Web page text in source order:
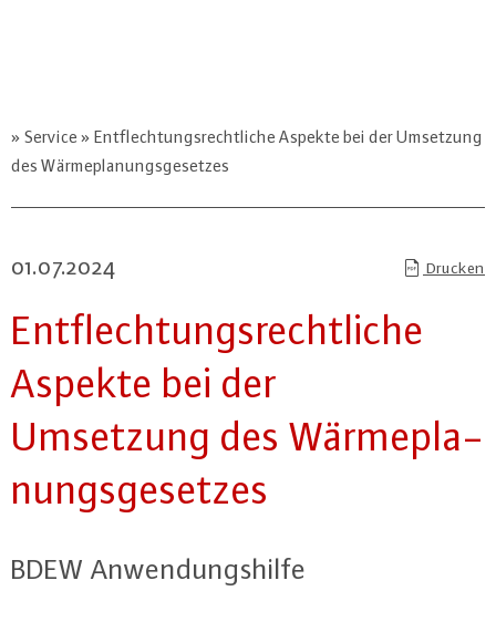
Service
Entflechtungsrechtliche Aspekte bei der Umsetzung
des Wärmeplanungsgesetzes
01.07.2024 Drucken
Ent­flech­tungs­recht­li­che
Aspekte bei der
Umsetzung des Wär­me­pla­
nungs­ge­set­zes
BDEW An­wen­dungs­hil­fe